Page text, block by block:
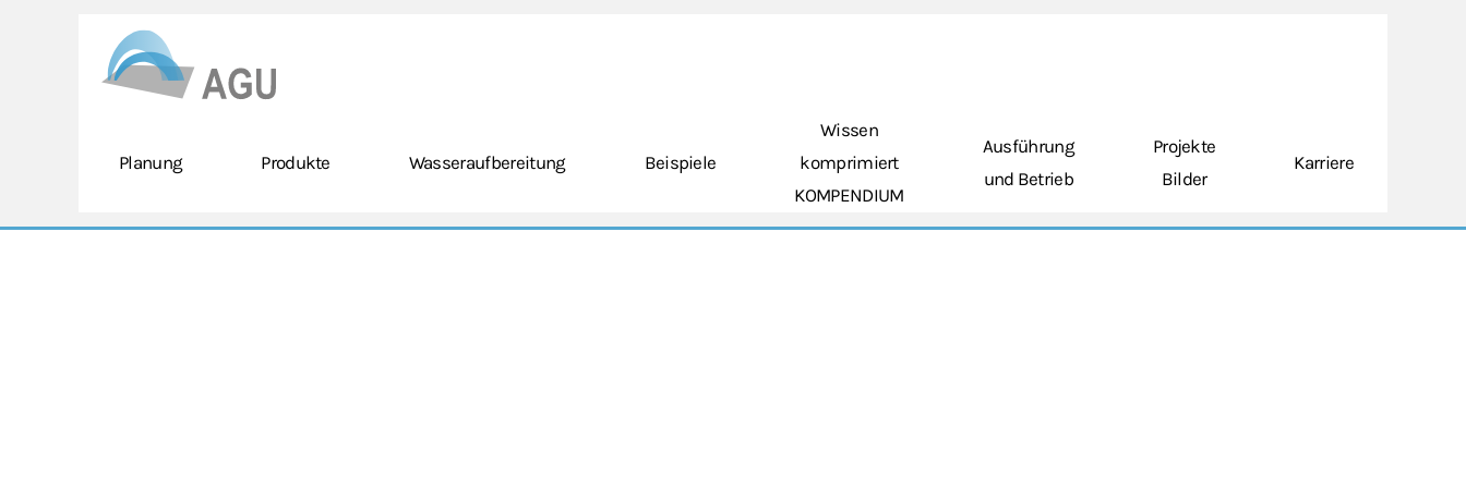
Skip to main content
Planung Produkte Wasseraufbereitung Beispiele
Wissen
komprimiert
KOMPENDIUM
Ausführung
und Betrieb
Projekte
Bilder
Karriere